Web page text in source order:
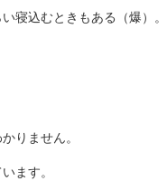
寝込むときもある（爆）。
りません。
ます。